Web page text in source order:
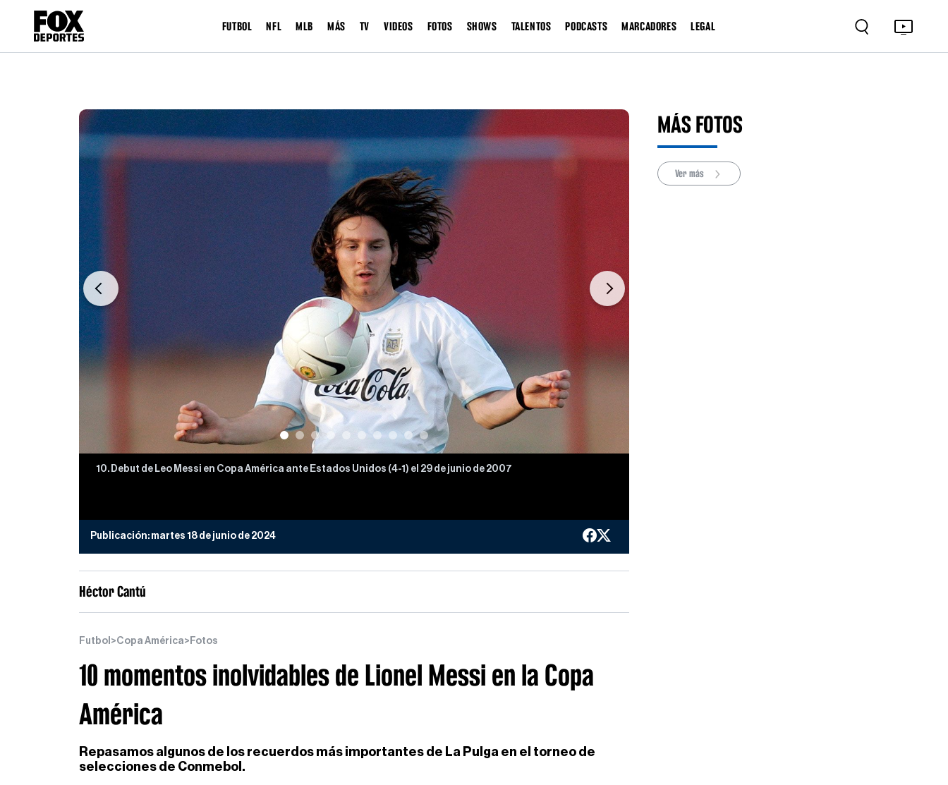
FUTBOL NFL MLB MÁS TV VIDEOS FOTOS SHOWS TALENTOS PODCASTS MARCADORES LEGAL
Previous Next
10. Debut de Leo Messi en Copa América ante Estados Unidos (4-1) el 29 de junio de 2007
Publicación: martes 18 de junio de 2024
Héctor Cantú
Futbol >Copa América> Fotos
10 momentos inolvidables de Lionel Messi en la Copa
América
Repasamos algunos de los recuerdos más importantes de La Pulga en el torneo de
selecciones de Conmebol.
MÁS FOTOS
Ver más